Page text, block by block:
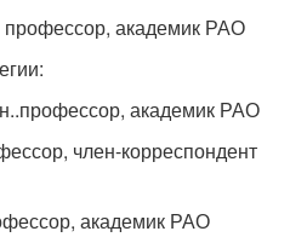
академик РАО
академик РАО
член-корреспондент
академик РАО